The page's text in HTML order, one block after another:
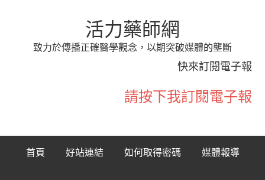
活力藥師網
致力於傳播正確醫學觀念，以期突破媒體的壟斷
快來訂閱電子報
請按下我訂閱電子報
首頁 好站連結 如何取得密碼 媒體報導